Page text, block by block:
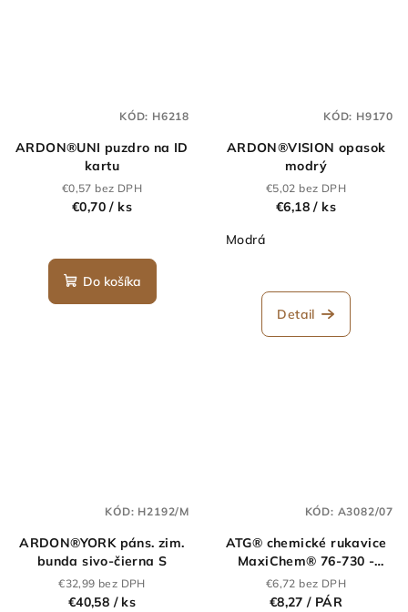
ARDON®UNI puzdro na ID
kartu
€0,57 bez DPH
€0,70/ ks
Do košíka
KÓD: H6218
ARDON®VISION opasok
modrý
€5,02 bez DPH
€6,18/ ks
Modrá
Detail
KÓD: H9170
ARDON®YORK páns. zim.
bunda sivo-čierna S
€32,99 bez DPH
€40,58 / ks
KÓD: H2192/M
ATG® chemické rukavice
MaxiChem® 76-730 -
TRItech™
€6,72 bez DPH
€8,27/ PÁR
KÓD: A3082/07